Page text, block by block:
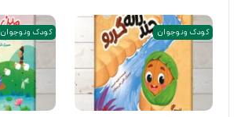
کودک و نوجوان کودک و نوجوان